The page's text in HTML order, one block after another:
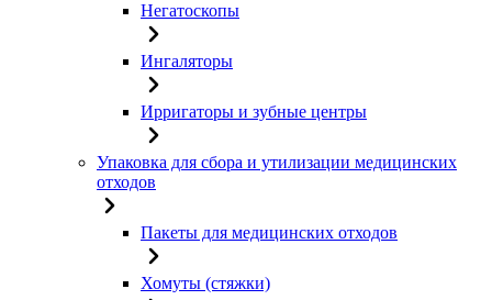
Негатоскопы
Ингаляторы
Ирригаторы и зубные центры
Упаковка для сбора и утилизации медицинских
отходов
Пакеты для медицинских отходов
Хомуты (стяжки)